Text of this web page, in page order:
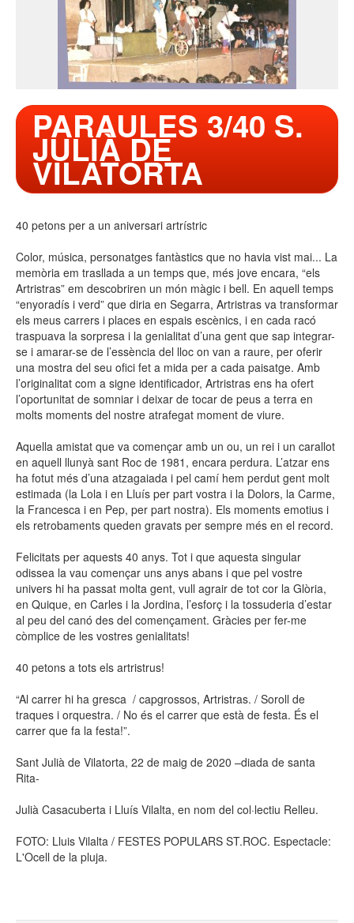
COMPAÑIA
TALLER
CONTACTO
PARAULES 3/40 S.
JULIÀ DE
VILATORTA
40 petons per a un aniversari artrístric
Color, música, personatges fantàstics que no havia vist mai... La
memòria em trasllada a un temps que, més jove encara, “els
Artristras” em descobriren un món màgic i bell. En aquell temps
“enyoradís i verd” que diria en Segarra, Artristras va transformar
els meus carrers i places en espais escènics, i en cada racó
traspuava la sorpresa i la genialitat d’una gent que sap integrar-
se i amarar-se de l’essència del lloc on van a raure, per oferir
una mostra del seu ofici fet a mida per a cada paisatge. Amb
l’originalitat com a signe identificador, Artristras ens ha ofert
l’oportunitat de somniar i deixar de tocar de peus a terra en
molts moments del nostre atrafegat moment de viure.
Aquella amistat que va començar amb un ou, un rei i un carallot
en aquell llunyà sant Roc de 1981, encara perdura. L’atzar ens
ha fotut més d’una atzagaiada i pel camí hem perdut gent molt
estimada (la Lola i en Lluís per part vostra i la Dolors, la Carme,
la Francesca i en Pep, per part nostra). Els moments emotius i
els retrobaments queden gravats per sempre més en el record.
Felicitats per aquests 40 anys. Tot i que aquesta singular
odissea la vau començar uns anys abans i que pel vostre
univers hi ha passat molta gent, vull agrair de tot cor la Glòria,
en Quique, en Carles i la Jordina, l’esforç i la tossuderia d’estar
al peu del canó des del començament. Gràcies per fer-me
còmplice de les vostres genialitats!
40 petons a tots els artristrus!
“Al carrer hi ha gresca / capgrossos, Artristras. / Soroll de
traques i orquestra. / No és el carrer que està de festa. És el
carrer que fa la festa!”.
Sant Julià de Vilatorta, 22 de maig de 2020 –diada de santa
Rita-
Julià Casacuberta i Lluís Vilalta, en nom del col·lectiu Relleu.
FOTO: Lluis Vilalta / FESTES POPULARS ST.ROC. Espectacle:
L'Ocell de la pluja.